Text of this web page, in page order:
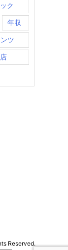
ク
年収
ツ
Reserved.